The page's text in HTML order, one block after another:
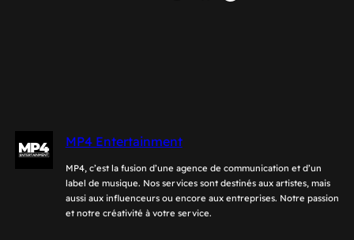
MP4 Entertainment
MP4, c’est la fusion d’une agence de communication et d’un
label de musique. Nos services sont destinés aux artistes, mais
aussi aux influenceurs ou encore aux entreprises. Notre passion
et notre créativité à votre service.